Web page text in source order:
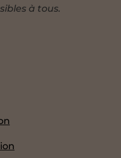
à tous.